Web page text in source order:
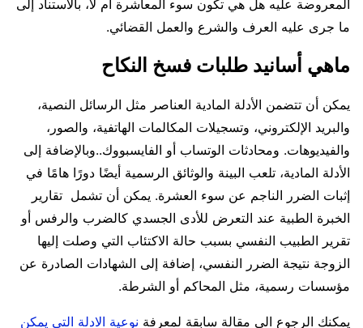
المعروضة عليه هل هي تكون سوء المعاشرة أم لا، بالاستناد إلى
ما جرى عليه العرف والشرع والعمل القضائي.
ماهي أسانيد طلبات فسخ النكاح
يمكن أن تتضمن الأدلة المادية العناصر مثل الرسائل النصية،
والبريد الإلكتروني، وتسجيلات المكالمات الهاتفية، والصور،
والفيديوهات. ومحادثات الوتساب أو الفايسبووك..وبالإضافة إلى
الأدلة المادية، تلعب البينة والوثائق الرسمية أيضًا دورًا هامًا في
إثبات الضرر الناجم عن سوء العشرة. يمكن أن تشمل تقارير
الخبرة الطبية عند التعرض للأدى الجسدي كالضرب والرفس أو
تقرير الطبيب النفسي بسبب حالة الاكتئاب التي وصلت إليها
الزوجة نتيجة الضرر النفسي، إضافة إلى الشهادات الصادرة عن
مؤسسات رسمية، مثل المحاكم أو الشرطة.
يمكنك الرجوع الى مقالة سابقة لمعرفة نوعية الادلة التي يمكن